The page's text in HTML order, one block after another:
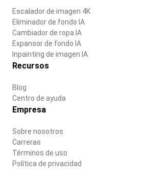
Escalador de imagen 4K
Eliminador de fondo IA
Cambiador de ropa IA
Expansor de fondo IA
Inpainting de imagen IA
Recursos
Blog
Centro de ayuda
Empresa
Sobre nosotros
Carreras
Términos de uso
Política de privacidad